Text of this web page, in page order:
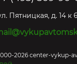
Пятницкая, д. 14 к
2026 center-vykup-